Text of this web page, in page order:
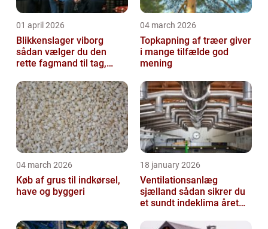
01 april 2026
Blikkenslager viborg
sådan vælger du den
rette fagmand til tag,
04 march 2026
Topkapning af træer giver
i mange tilfælde god
mening
04 march 2026
Køb af grus til indkørsel,
have og byggeri
18 january 2026
Ventilationsanlæg
sjælland sådan sikrer du
et sundt indeklima året